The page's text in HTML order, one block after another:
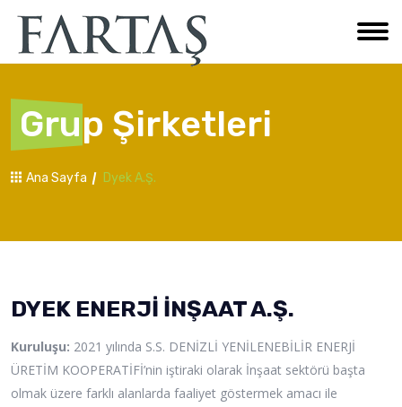
Grup Şirketleri
Ana Sayfa Dyek A.Ş.
DYEK ENERJİ İNŞAAT A.Ş.
Kuruluşu: 2021 yılında S.S. DENİZLİ YENİLENEBİLİR ENERJİ
ÜRETİM KOOPERATİFİ’nin iştiraki olarak İnşaat sektörü başta
olmak üzere farklı alanlarda faaliyet göstermek amacı ile